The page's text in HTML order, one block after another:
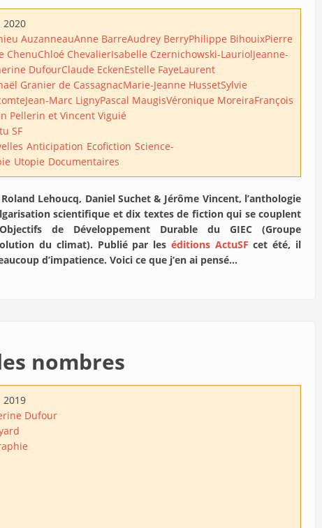
2020
AuzanneauAnne BarreAudrey BerryPhilippe BihouixPierre
ChenuChloé ChevalierIsabelle Czernichowski-LauriolJeanne-
DufourClaude EckenEstelle FayeLaurent
Granier de CassagnacMarie-Jeanne HussetSylvie
Jean-Marc LignyPascal MaugisVéronique MoreiraFrançois
Pellerin et Vincent Viguié
SF
Anticipation Ecofiction Science-
Utopie Documentaires
Lehoucq, Daniel Suchet & Jérôme Vincent, l’anthologie
scientifique et dix textes de fiction qui se couplent
de Développement Durable du GIEC (Groupe
du climat). Publié par les éditions ActuSF cet été, il
d’impatience. Voici ce que j’en ai pensé…
nombres
2019
Dufour